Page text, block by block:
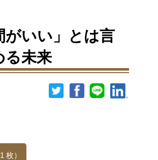
がいい」とは言
未来
枚）